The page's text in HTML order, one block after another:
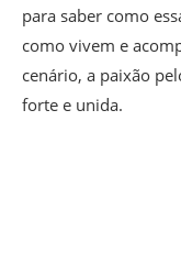
para saber como
como vivem e
cenário, a paixão
forte e unida.